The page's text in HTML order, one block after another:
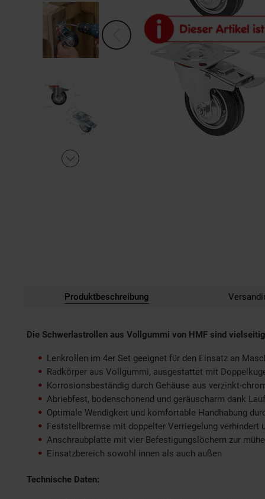
Produktbeschreibung
Die Schwerlastrollen aus Vollgummi von HMF sind
Lenkrollen im 4er Set geeignet für den Einsatz an
Radkörper aus Vollgummi, ausgestattet mit
Korrosionsbeständig durch Gehäuse aus verzinkt-
Abriebfest, bodenschonend und geräuscharm dank
Optimale Wendigkeit und komfortable Handhabung
Feststellbremse mit doppelter Verriegelung verhindert
Anschraubplatte mit vier Befestigungslöchern zur
Einsatzbereich sowohl innen als auch außen
Technische Daten: